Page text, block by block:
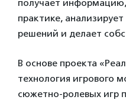
получает
практике,
решений и делает
В основе проекта
технология игрового
сюжетно-ролевых игр